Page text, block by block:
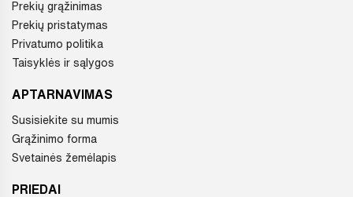
Prekių grąžinimas
Prekių pristatymas
Privatumo politika
Taisyklės ir sąlygos
APTARNAVIMAS
Susisiekite su mumis
Grąžinimo forma
Svetainės žemėlapis
PRIEDAI